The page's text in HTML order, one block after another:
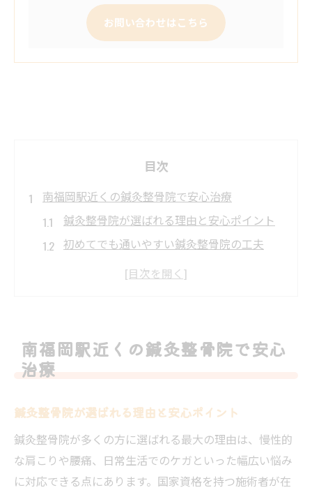
お問い合わせはこちら
目次
南福岡駅近くの鍼灸整骨院で安心治療
鍼灸整骨院が選ばれる理由と安心ポイント
初めてでも通いやすい鍼灸整骨院の工夫
国家資格者による鍼灸整骨院の施術体験
慢性的な痛みに鍼灸整骨院の施術が活躍
鍼灸整骨院の施術で慢性痛が和らぐ理由
鍼灸整骨院の施術内容と効果的な利用法
根本改善を目指す鍼灸整骨院のアプローチ
スポーツや日常のケガにも鍼灸整骨院が有
効
南福岡駅近くの鍼灸整骨院で安心
治療
鍼灸整骨院が選ばれる理由と安心ポイント
鍼灸整骨院が多くの方に選ばれる最大の理由は、慢性的
な肩こりや腰痛、日常生活でのケガといった幅広い悩み
に対応できる点にあります。国家資格を持つ施術者が在